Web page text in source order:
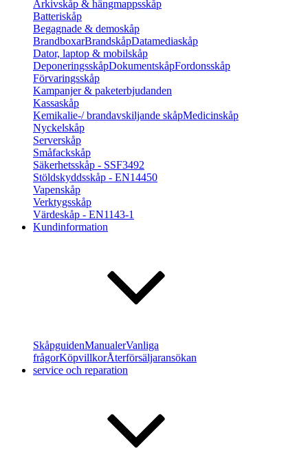
Arkivskåp & hängmappsskåp
Batteriskåp
Begagnade & demoskåp
BrandboxarBrandskåpDatamediaskåp
Dator, laptop & mobilskåp
DeponeringsskåpDokumentskåpFordonsskåp
Förvaringsskåp
Kampanjer & paketerbjudanden
Kassaskåp
Kemikalie-/ brandavskiljande skåpMedicinskåp
Nyckelskåp
Serverskåp
Småfackskåp
Säkerhetsskåp - SSF3492
Stöldskyddsskåp - EN14450
Vapenskåp
Verktygsskåp
Värdeskåp - EN1143-1
Kundinformation
SkåpguidenManualerVanliga
frågorKöpvillkorÅterförsäljaransökan
service och reparation